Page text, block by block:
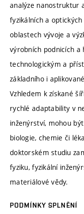
analýze nanostruktur
fyzikálních a
oblastech vývoje a
výrobních podnicích a
technologickým a
základního i
Vzhledem k získané
rychlé adaptability v
inženýrství, mohou
biologie, chemie či
doktorském studiu
fyziku, fyzikální
materiálové vědy.
PODMÍNKY SPLNĚNÍ